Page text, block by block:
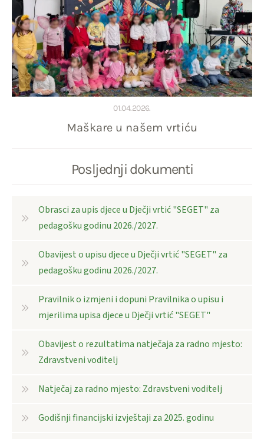
01.04.2026.
Maškare u našem vrtiću
Posljednji dokumenti
Obrasci za upis djece u Dječji vrtić "SEGET" za
pedagošku godinu 2026./2027.
Obavijest o upisu djece u Dječji vrtić "SEGET" za
pedagošku godinu 2026./2027.
Pravilnik o izmjeni i dopuni Pravilnika o upisu i
mjerilima upisa djece u Dječji vrtić "SEGET"
Obavijest o rezultatima natječaja za radno mjesto:
Zdravstveni voditelj
Natječaj za radno mjesto: Zdravstveni voditelj
Godišnji financijski izvještaji za 2025. godinu